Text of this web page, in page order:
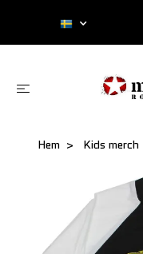
Hem Kids merch